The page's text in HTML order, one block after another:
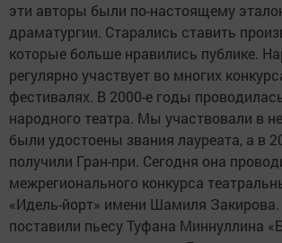
эти авторы были по-настоящему
драматургии. Старались ставить
которые больше нравились публике.
регулярно участвует во многих
фестивалях. В 2000-е годы
народного театра. Мы участвовали в
были удостоены звания лауреата, а в
получили Гран-при. Сегодня она
межрегионального конкурса
«Идель-йорт» имени Шамиля Закирова.
поставили пьесу Туфана Миннуллина